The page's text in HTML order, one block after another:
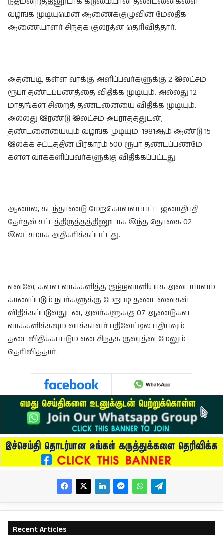
வழங்க முடியுமென ஆணைக்குழுவின் மேலதிக
ஆணையாளர் சிந்தக குலரத்ன தெரிவித்தார்.
அதன்படி, கள்ள வாக்கு அளிப்பவர்களுக்கு 2 இலட்சம்
ரூபா தண்டப்பணத்தை விதிக்க முடியும். அல்லது 12
மாதங்கள் சிறைத் தண்டனையை விதிக்க முடியும்.
அல்லது இரண்டு இலட்சம் அபராதத்துடன்,
தண்டனையையும் வழங்க முடியும். 1981ஆம் ஆண்டு 15
இலக்க சட்டத்தின் பிரகாரம் 500 ரூபா தண்டப்பணமே
கள்ள வாக்களிப்பவர்களுக்கு விதிக்கப்பட்டது.
ஆனால், கடந்தாண்டு மேற்கொள்ளப்பட்ட ஜனாதிபதி
தேர்தல் சட்டத்திருத்தத்தினூடாக இந்த தொகை 02
இலட்சமாக அதிகரிக்கப்பட்டது.
எனவே, கள்ள வாக்களித்த குற்றவாளியாக அடையாளம்
காணப்படும் நபர்களுக்கு மேற்படி தண்டனைகள்
விதிக்கப்படுவதுடன், அவர்களுக்கு 07 ஆண்டுகள்
வாக்களிக்கவும் வாக்காளர் பதிவேட்டில் பதியவும்
தடைவிதிக்கப்படும் என சிந்தக குலரத்ன மேலும்
தெரிவித்தார்.
Recent Articles